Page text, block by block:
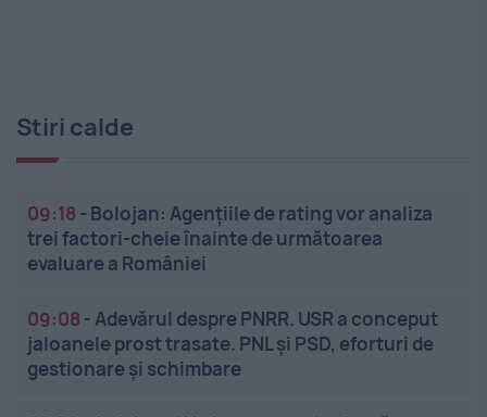
Stiri calde
09:18 - Bolojan: Agențiile de rating vor analiza
trei factori-cheie înainte de următoarea
evaluare a României
09:08 -Adevărul despre PNRR. USR a conceput
jaloanele prost trasate. PNL și PSD, eforturi de
gestionare și schimbare